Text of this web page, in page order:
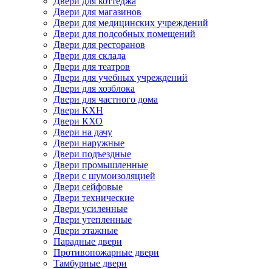
Двери для магазинов
Двери для медицинских учреждений
Двери для подсобных помещений
Двери для ресторанов
Двери для склада
Двери для театров
Двери для учебных учреждений
Двери для хозблока
Двери для частного дома
Двери КХН
Двери КХО
Двери на дачу
Двери наружные
Двери подъездные
Двери промышленные
Двери с шумоизоляцией
Двери сейфовые
Двери технические
Двери усиленные
Двери утепленные
Двери этажные
Парадные двери
Противопожарные двери
Тамбурные двери